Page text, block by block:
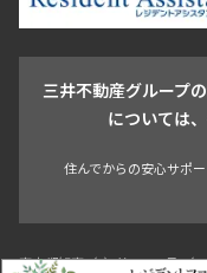
駒沢・用賀・二子玉川
青山 渋谷 東京・大手
三井不動産グループ
については
住んでからの安心サポ